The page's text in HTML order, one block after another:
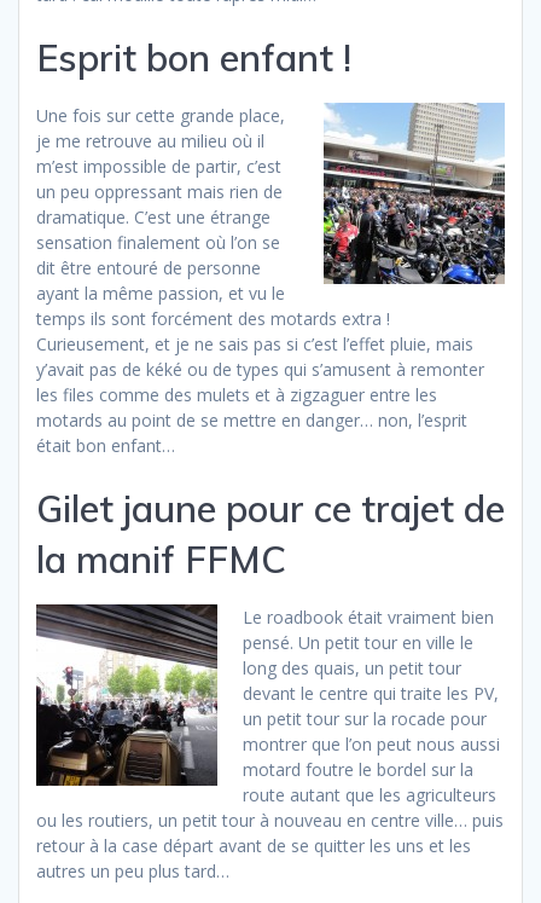
Esprit bon enfant !
Une fois sur cette grande place,
je me retrouve au milieu où il
m’est impossible de partir, c’est
un peu oppressant mais rien de
dramatique. C’est une étrange
sensation finalement où l’on se
dit être entouré de personne
ayant la même passion, et vu le
temps ils sont forcément des motards extra !
Curieusement, et je ne sais pas si c’est l’effet pluie, mais
y’avait pas de kéké ou de types qui s’amusent à remonter
les files comme des mulets et à zigzaguer entre les
motards au point de se mettre en danger… non, l’esprit
était bon enfant…
Gilet jaune pour ce trajet de
la manif FFMC
Le roadbook était vraiment bien
pensé. Un petit tour en ville le
long des quais, un petit tour
devant le centre qui traite les PV,
un petit tour sur la rocade pour
montrer que l’on peut nous aussi
motard foutre le bordel sur la
route autant que les agriculteurs
ou les routiers, un petit tour à nouveau en centre ville… puis
retour à la case départ avant de se quitter les uns et les
autres un peu plus tard…